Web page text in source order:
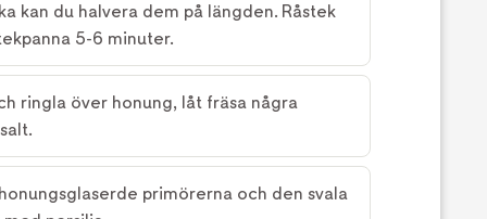
kan du halvera dem på längden. Råstek
5-6 minuter.
ringla över honung, låt fräsa några
primörerna och den svala